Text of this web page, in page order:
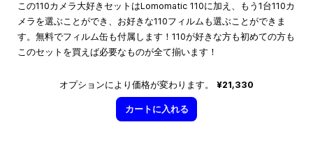
この110カメラ大好きセットはLomomatic 110に加え、もう1台110カ
メラを選ぶことができ、お好きな110フィルムも選ぶことができま
す。無料でフィルム缶も付属します！110が好きな方も初めての方も
このセットを買えば必要なものが全て揃います！
オプションにより価格が変わります。 ¥21,330
カートに入れる